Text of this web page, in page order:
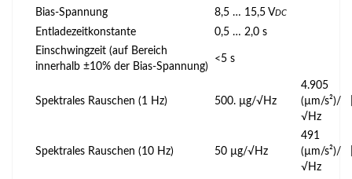
Bias-Spannung
8,5 … 15,5 VDC
Entladezeitkonstante
0,5 … 2,0 s
Einschwingzeit (auf Bereich
innerhalb ±10% der Bias-Spannung)
<5 s
Spektrales Rauschen (1 Hz) 500. µg/√Hz
4.905
(µm/s²)/
√Hz
Spektrales Rauschen (10 Hz) 50 µg/√Hz
491
(µm/s²)/
√Hz